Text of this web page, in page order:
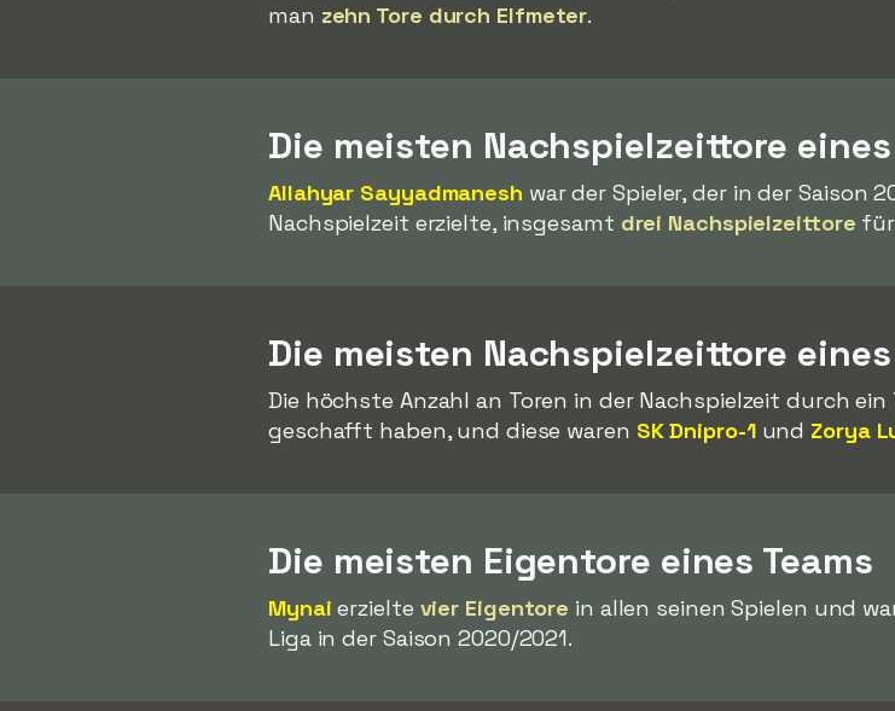
man zehn Tore durch Elfmeter.
Die meisten Nachspielzeittore
Allahyar Sayyadmanesh war der Spieler, der in der Saison
Nachspielzeit erzielte, insgesamt drei Nachspielzeittore
Die meisten Nachspielzeittore eines
Die höchste Anzahl an Toren in der Nachspielzeit durch ein
geschafft haben, und diese waren SK Dnipro-1und Zorya
Die meisten Eigentore eines Teams
Mynai erzielte vier Eigentore in allen seinen Spielen und
Liga in der Saison 2020/2021.